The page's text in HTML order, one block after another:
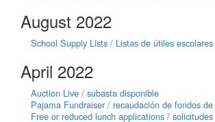
August 2022
School Supply Lists / Listas de útiles escolares
April 2022
Auction Live / subasta disponible
Pajama Fundraiser / recaudación de fondos
Free or reduced lunch applications /